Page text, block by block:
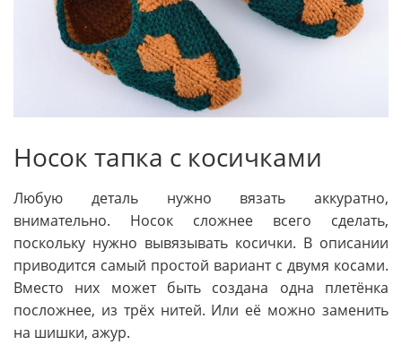
Носок тапка с косичками
Любую деталь нужно вязать аккуратно,
внимательно. Носок сложнее всего сделать,
поскольку нужно вывязывать косички. В описании
приводится самый простой вариант с двумя косами.
Вместо них может быть создана одна плетёнка
посложнее, из трёх нитей. Или её можно заменить
на шишки, ажур.